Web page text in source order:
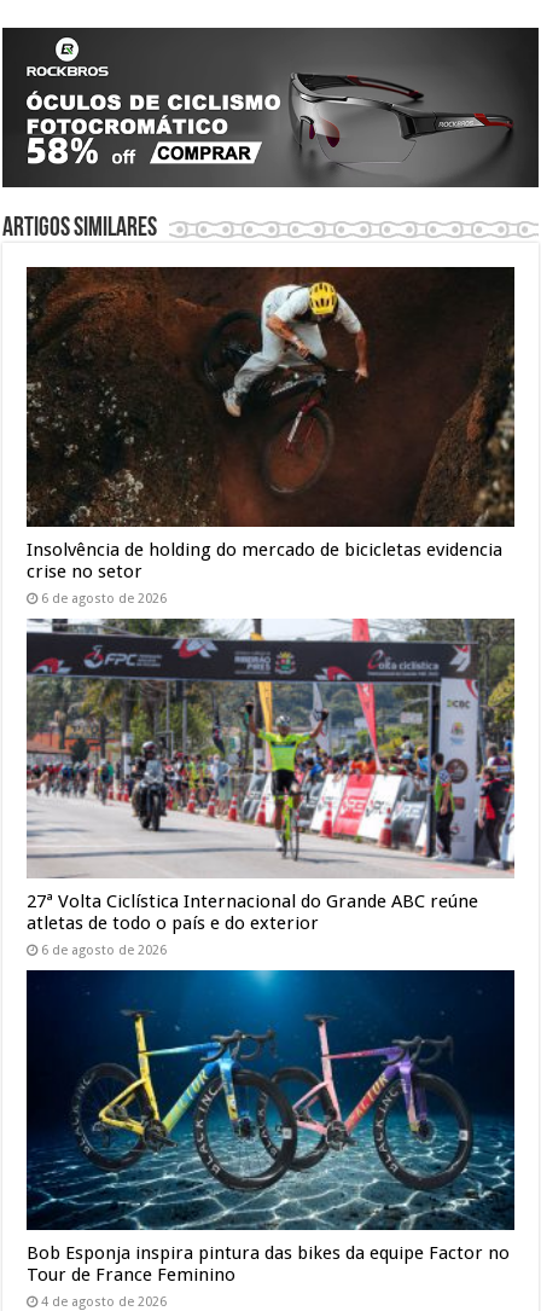
Artigos similares
Insolvência de holding do mercado de bicicletas evidencia
crise no setor
6 de agosto de 2026
27ª Volta Ciclística Internacional do Grande ABC reúne
atletas de todo o país e do exterior
6 de agosto de 2026
Bob Esponja inspira pintura das bikes da equipe Factor no
Tour de France Feminino
4 de agosto de 2026